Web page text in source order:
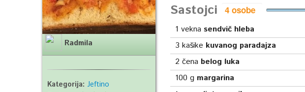
Sastojci
1 vekna sendvič hleba
3 kašike kuvanog paradajza
2 čena belog luka
100 g margarina
Radmila
Kategorija: Jeftino